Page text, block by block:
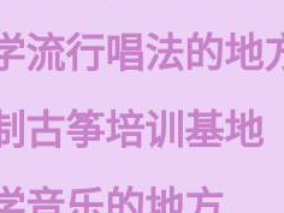
流行唱法的地
古筝培训基地